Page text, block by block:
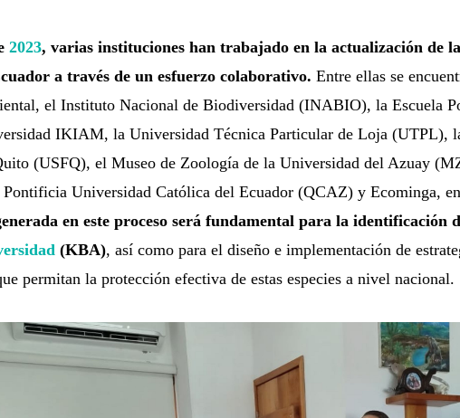
2023, varias instituciones han trabajado en la actualización de
a través de un esfuerzo colaborativo. Entre ellas se
el Instituto Nacional de Biodiversidad (INABIO), la Escuela
IKIAM, la Universidad Técnica Particular de Loja (UTPL),
(USFQ), el Museo de Zoología de la Universidad del Azuay
Universidad Católica del Ecuador (QCAZ) y Ecominga,
en este proceso será fundamental para la identificación
(KBA), así como para el diseño e implementación de
permitan la protección efectiva de estas especies a nivel nacional.